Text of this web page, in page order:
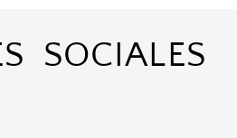
SOCIALES